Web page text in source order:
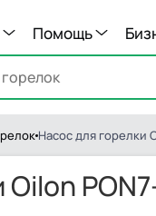
Помощь
Насос для горелки